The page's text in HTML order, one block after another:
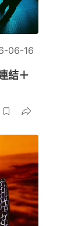
06-16
結＋